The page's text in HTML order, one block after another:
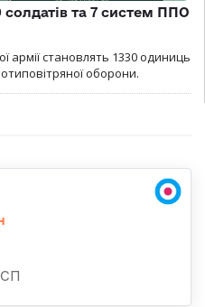
та 7 систем ППО
армії становлять 1330 одиниць
оборони.